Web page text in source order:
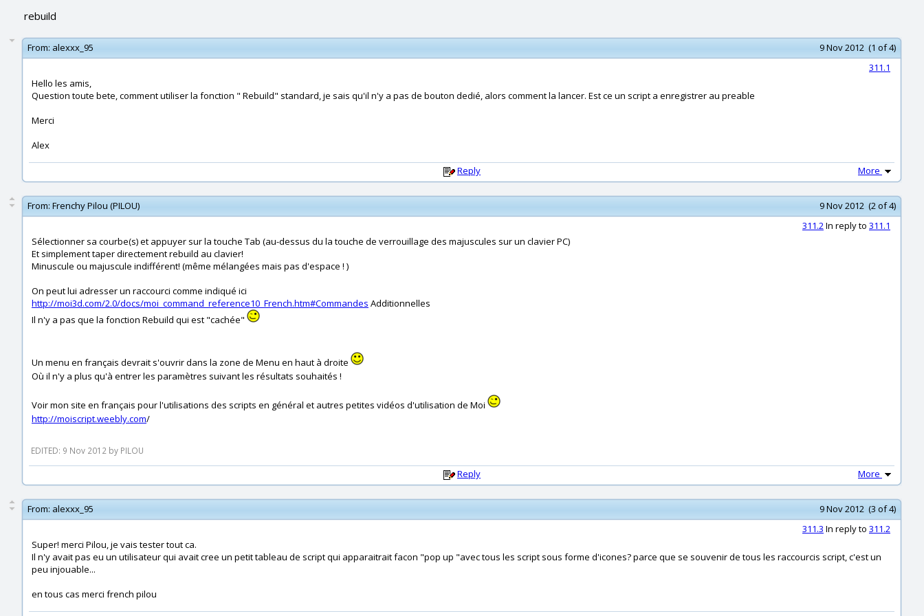
rebuild
From: alexxx_95
9 Nov 2012 (1 of 4)
311.1
Hello les amis,
Question toute bete, comment utiliser la fonction " Rebuild" standard, je sais qu'il n'y a pas de bouton dedié, alors comment la lancer. Est ce un script a enregistrer au preable
Merci
Alex
Reply More
From: Frenchy Pilou (PILOU)
9 Nov 2012 (2 of 4)
311.2In reply to 311.1
Sélectionner sa courbe(s) et appuyer sur la touche Tab (au-dessus du la touche de verrouillage des majuscules sur un clavier PC)
Et simplement taper directement rebuild au clavier!
Minuscule ou majuscule indifférent! (même mélangées mais pas d'espace ! )
On peut lui adresser un raccourci comme indiqué ici
http://moi3d.com/2.0/docs/moi_command_reference10_French.htm#Commandes Additionnelles
Il n'y a pas que la fonction Rebuild qui est "cachée"
Un menu en français devrait s'ouvrir dans la zone de Menu en haut à droite
Où il n'y a plus qu'à entrer les paramètres suivant les résultats souhaités !
Voir mon site en français pour l'utilisations des scripts en général et autres petites vidéos d'utilisation de Moi
http://moiscript.weebly.com/
EDITED: 9 Nov 2012 by PILOU
Reply More
From: alexxx_95
9 Nov 2012 (3 of 4)
311.3 In reply to 311.2
Super! merci Pilou, je vais tester tout ca.
Il n'y avait pas eu un utilisateur qui avait cree un petit tableau de script qui apparaitrait facon "pop up "avec tous les script sous forme d'icones? parce que se souvenir de tous les raccourcis script, c'est un
peu injouable...
en tous cas merci french pilou